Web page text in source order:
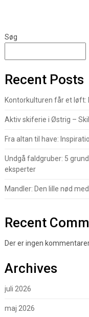
Søg
Recent Posts
Kontorkulturen får et
Aktiv skiferie i Østrig –
Fra altan til have:
Undgå faldgruber: 5
eksperter
Mandler: Den lille nød
Recent
Der er ingen
Archives
juli 2026
maj 2026